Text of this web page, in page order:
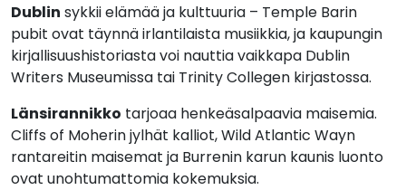
Dublin sykkii elämää ja kulttuuria – Temple Barin
pubit ovat täynnä irlantilaista musiikkia, ja kaupungin
kirjallisuushistoriasta voi nauttia vaikkapa Dublin
Writers Museumissa tai Trinity Collegen kirjastossa.
Länsirannikko tarjoaa henkeäsalpaavia maisemia.
Cliffs of Moherin jylhät kalliot, Wild Atlantic Wayn
rantareitin maisemat ja Burrenin karun kaunis luonto
ovat unohtumattomia kokemuksia.